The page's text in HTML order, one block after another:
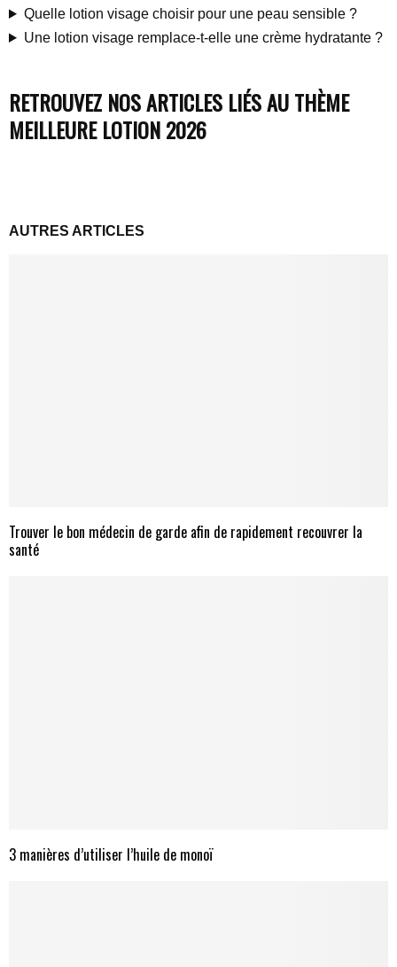
Quelle lotion visage choisir pour une peau sensible ?
Une lotion visage remplace-t-elle une crème hydratante ?
RETROUVEZ NOS ARTICLES LIÉS AU THÈME
MEILLEURE LOTION 2026
AUTRES ARTICLES
Trouver le bon médecin de garde afin de rapidement recouvrer la
santé
3 manières d’utiliser l’huile de monoï